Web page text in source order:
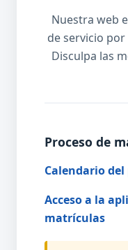
Nuestra web
de servicio
Disculpa las
Proceso de
Calendario del
Acceso a la
matrículas